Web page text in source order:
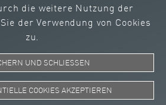
geschlechtergerechter
einladende Kultur
in neuen
die weitere Nutzung der
der Verwendung von Cookies
zu.
UND SCHLIESSEN
COOKIES AKZEPTIEREN